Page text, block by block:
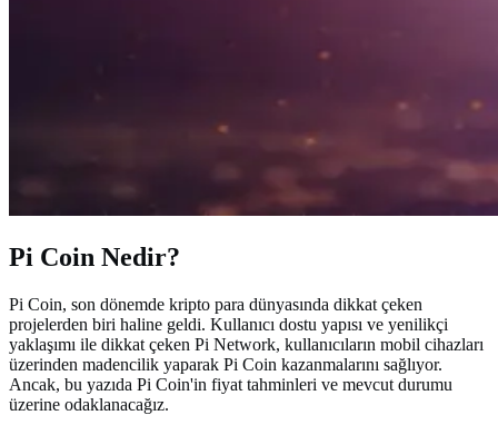
Pi Coin Nedir?
Pi Coin, son dönemde kripto para dünyasında dikkat çeken
projelerden biri haline geldi. Kullanıcı dostu yapısı ve yenilikçi
yaklaşımı ile dikkat çeken Pi Network, kullanıcıların mobil cihazları
üzerinden madencilik yaparak Pi Coin kazanmalarını sağlıyor.
Ancak, bu yazıda Pi Coin'in fiyat tahminleri ve mevcut durumu
üzerine odaklanacağız.